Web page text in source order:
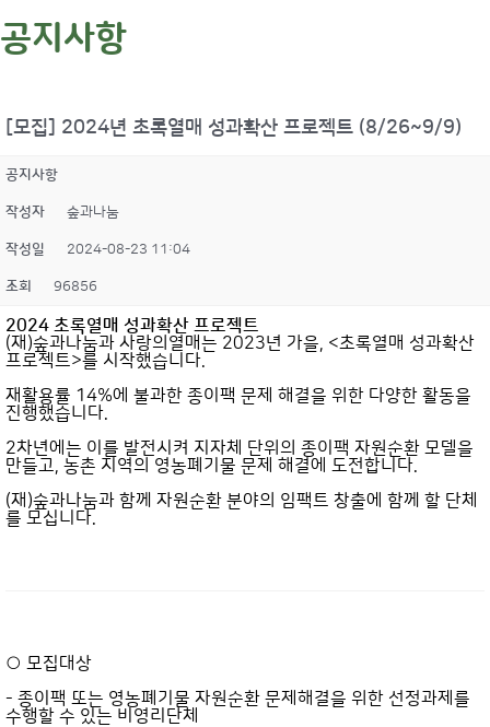
공지사항
[모집] 2024년 초록열매 성과확산 프로젝트 (8/26~9/9)
공지사항
작성자 숲과나눔
작성일 2024-08-23 11:04
조회 96856
2024 초록열매 성과확산 프로젝트
(재)숲과나눔과 사랑의열매는 2023년 가을, <초록열매 성과확산
프로젝트>를 시작했습니다.
재활용률 14%에 불과한 종이팩 문제 해결을 위한 다양한 활동을
진행했습니다.
2차년에는 이를 발전시켜 지자체 단위의 종이팩 자원순환 모델을
만들고, 농촌 지역의 영농폐기물 문제 해결에 도전합니다.
(재)숲과나눔과 함께 자원순환 분야의 임팩트 창출에 함께 할 단체
를 모십니다.
○ 모집대상
- 종이팩 또는 영농폐기물 자원순환 문제해결을 위한 선정과제를
수행할 수 있는 비영리단체